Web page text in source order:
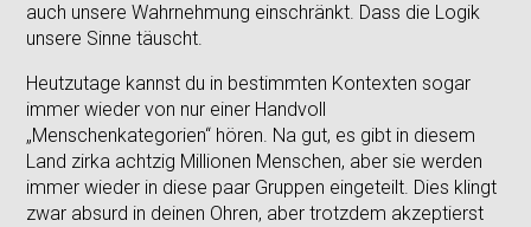
auch unsere Wahrnehmung einschränkt. Dass die Logik
unsere Sinne täuscht.
Heutzutage kannst du in bestimmten Kontexten sogar
immer wieder von nur einer Handvoll
„Menschenkategorien“ hören. Na gut, es gibt in diesem
Land zirka achtzig Millionen Menschen, aber sie werden
immer wieder in diese paar Gruppen eingeteilt. Dies klingt
zwar absurd in deinen Ohren, aber trotzdem akzeptierst